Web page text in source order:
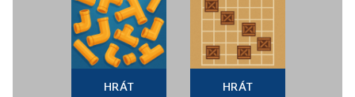
HRÁT HRÁT